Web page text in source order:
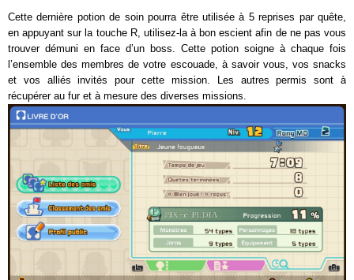
Cette dernière potion de soin pourra être utilisée à 5 reprises par quête,
en appuyant sur la touche R, utilisez-la à bon escient afin de ne pas vous
trouver démuni en face d’un boss. Cette potion soigne à chaque fois
l’ensemble des membres de votre escouade, à savoir vous, vos snacks
et vos alliés invités pour cette mission. Les autres permis sont à
récupérer au fur et à mesure des diverses missions.